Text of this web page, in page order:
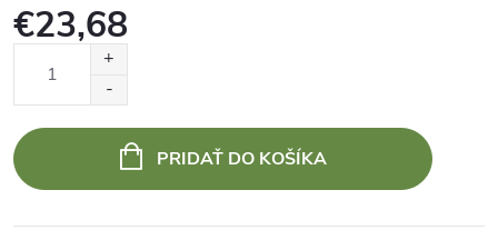
€23,68
PRIDAŤ DO KOŠÍKA